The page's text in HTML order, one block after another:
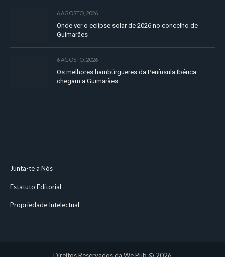
6 AGOSTO, 2026
Onde ver o eclipse solar de 2026 no concelho de
Guimarães
6 AGOSTO, 2026
Os melhores hambúrgueres da Península Ibérica
chegam a Guimarães
Junta-te a Nós
Estatuto Editorial
Propriedade Intelectual